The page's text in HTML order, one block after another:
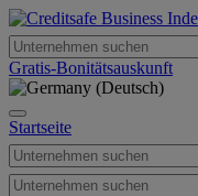
Gratis-Bonitätsauskunft
Startseite